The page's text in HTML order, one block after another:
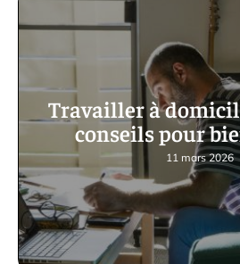
Travailler à
conseils pour
11 mars 2026